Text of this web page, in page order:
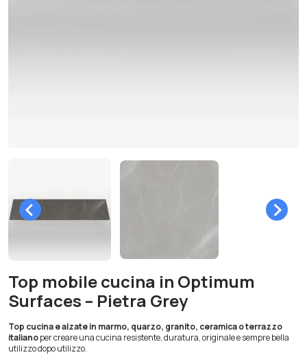
Top mobile cucina in Optimum
Surfaces – Pietra Grey
Top cucina e alzate in marmo, quarzo, granito, ceramica o terrazzo
italianoper creare una cucina resistente, duratura, originale e sempre bella
utilizzo dopo utilizzo.